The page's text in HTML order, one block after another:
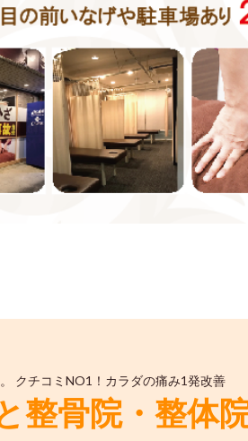
クチコミNO1！カラダの痛み1発改善
整骨院・整体